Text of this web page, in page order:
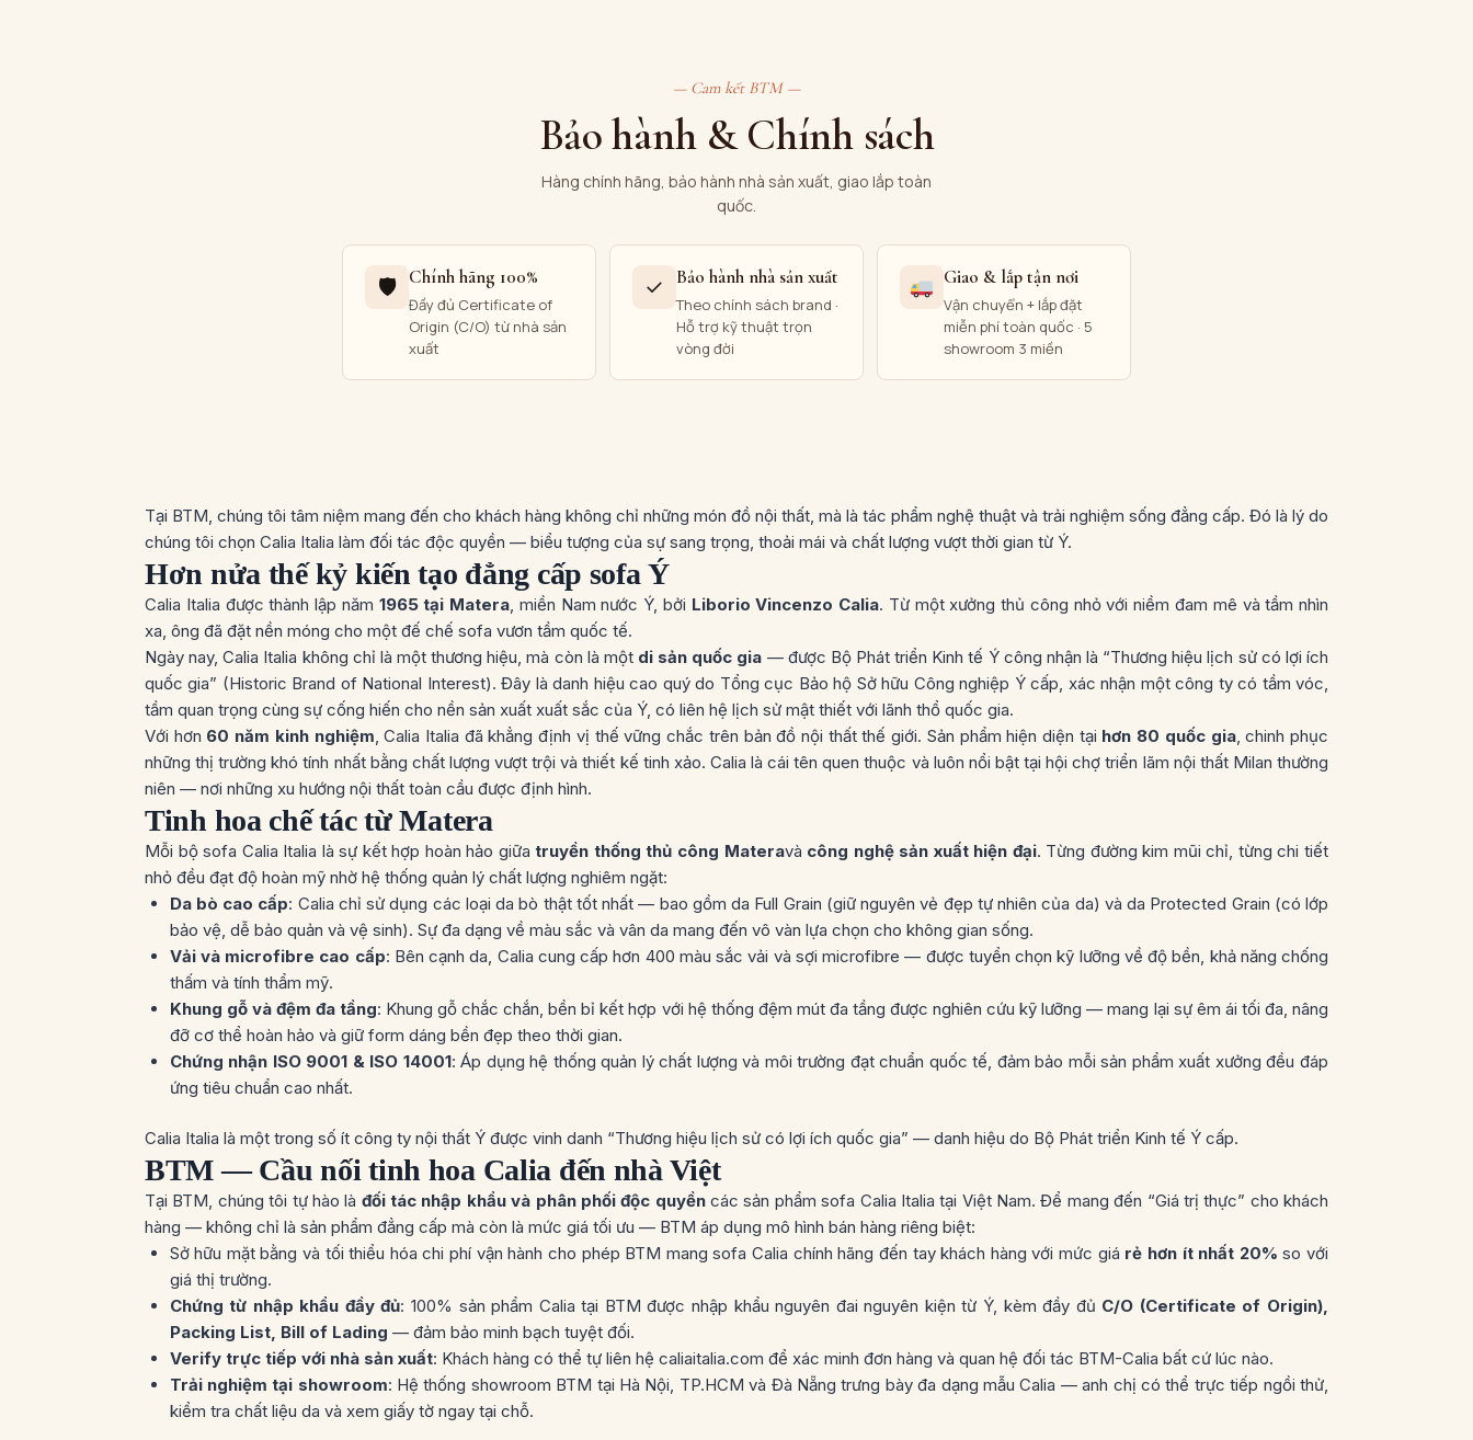
— Cam kết BTM —
Bảo hành & Chính sách
Hàng chính hãng, bảo hành nhà sản xuất, giao lắp toàn
quốc.
🛡 Chính hãng 100%
Đầy đủ Certificate of
Origin (C/O) từ nhà sản
xuất
✓ Bảo hành nhà sản xuất
Theo chính sách brand ·
Hỗ trợ kỹ thuật trọn
vòng đời
Giao & lắp tận nơi
Vận chuyển + lắp đặt
miễn phí toàn quốc · 5
showroom 3 miền
Tại BTM, chúng tôi tâm niệm mang đến cho khách hàng không chỉ những món đồ nội thất, mà là tác phẩm nghệ thuật và trải nghiệm sống đẳng cấp. Đó là lý do
chúng tôi chọn Calia Italia làm đối tác độc quyền — biểu tượng của sự sang trọng, thoải mái và chất lượng vượt thời gian từ Ý.
Hơn nửa thế kỷ kiến tạo đẳng cấp sofa Ý
Calia Italia được thành lập năm 1965 tại Matera, miền Nam nước Ý, bởi Liborio Vincenzo Calia. Từ một xưởng thủ công nhỏ với niềm đam mê và tầm nhìn
xa, ông đã đặt nền móng cho một đế chế sofa vươn tầm quốc tế.
Ngày nay, Calia Italia không chỉ là một thương hiệu, mà còn là một di sản quốc gia — được Bộ Phát triển Kinh tế Ý công nhận là “Thương hiệu lịch sử có lợi ích
quốc gia” (Historic Brand of National Interest). Đây là danh hiệu cao quý do Tổng cục Bảo hộ Sở hữu Công nghiệp Ý cấp, xác nhận một công ty có tầm vóc,
tầm quan trọng cùng sự cống hiến cho nền sản xuất xuất sắc của Ý, có liên hệ lịch sử mật thiết với lãnh thổ quốc gia.
Với hơn 60 năm kinh nghiệm, Calia Italia đã khẳng định vị thế vững chắc trên bản đồ nội thất thế giới. Sản phẩm hiện diện tại hơn 80 quốc gia, chinh phục
những thị trường khó tính nhất bằng chất lượng vượt trội và thiết kế tinh xảo. Calia là cái tên quen thuộc và luôn nổi bật tại hội chợ triển lãm nội thất Milan thường
niên — nơi những xu hướng nội thất toàn cầu được định hình.
Tinh hoa chế tác từ Matera
Mỗi bộ sofa Calia Italia là sự kết hợp hoàn hảo giữatruyền thống thủ công Materavà công nghệ sản xuất hiện đại. Từng đường kim mũi chỉ, từng chi tiết
nhỏ đều đạt độ hoàn mỹ nhờ hệ thống quản lý chất lượng nghiêm ngặt:
Da bò cao cấp: Calia chỉ sử dụng các loại da bò thật tốt nhất — bao gồm da Full Grain (giữ nguyên vẻ đẹp tự nhiên của da) và da Protected Grain (có lớp
bảo vệ, dễ bảo quản và vệ sinh). Sự đa dạng về màu sắc và vân da mang đến vô vàn lựa chọn cho không gian sống.
Vải và microfibre cao cấp: Bên cạnh da, Calia cung cấp hơn 400 màu sắc vải và sợi microfibre — được tuyển chọn kỹ lưỡng về độ bền, khả năng chống
thấm và tính thẩm mỹ.
Khung gỗ và đệm đa tầng: Khung gỗ chắc chắn, bền bỉ kết hợp với hệ thống đệm mút đa tầng được nghiên cứu kỹ lưỡng — mang lại sự êm ái tối đa, nâng
đỡ cơ thể hoàn hảo và giữ form dáng bền đẹp theo thời gian.
Chứng nhận ISO 9001 & ISO 14001: Áp dụng hệ thống quản lý chất lượng và môi trường đạt chuẩn quốc tế, đảm bảo mỗi sản phẩm xuất xưởng đều đáp
ứng tiêu chuẩn cao nhất.
Calia Italia là một trong số ít công ty nội thất Ý được vinh danh “Thương hiệu lịch sử có lợi ích quốc gia” — danh hiệu do Bộ Phát triển Kinh tế Ý cấp.
BTM — Cầu nối tinh hoa Calia đến nhà Việt
Tại BTM, chúng tôi tự hào là đối tác nhập khẩu và phân phối độc quyềncác sản phẩm sofa Calia Italia tại Việt Nam. Để mang đến “Giá trị thực” cho khách
hàng — không chỉ là sản phẩm đẳng cấp mà còn là mức giá tối ưu — BTM áp dụng mô hình bán hàng riêng biệt:
Sở hữu mặt bằng và tối thiểu hóa chi phí vận hành cho phép BTM mang sofa Calia chính hãng đến tay khách hàng với mức giá rẻ hơn ít nhất 20% so với
giá thị trường.
Chứng từ nhập khẩu đầy đủ: 100% sản phẩm Calia tại BTM được nhập khẩu nguyên đai nguyên kiện từ Ý, kèm đầy đủ C/O (Certificate of Origin),
Packing List, Bill of Lading — đảm bảo minh bạch tuyệt đối.
Verify trực tiếp với nhà sản xuất: Khách hàng có thể tự liên hệ caliaitalia.com để xác minh đơn hàng và quan hệ đối tác BTM-Calia bất cứ lúc nào.
Trải nghiệm tại showroom: Hệ thống showroom BTM tại Hà Nội, TP.HCM và Đà Nẵng trưng bày đa dạng mẫu Calia — anh chị có thể trực tiếp ngồi thử,
kiểm tra chất liệu da và xem giấy tờ ngay tại chỗ.